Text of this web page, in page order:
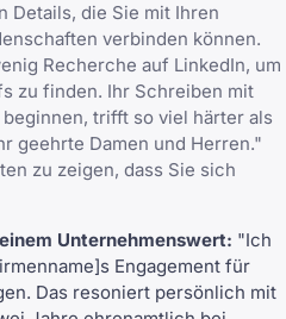
Details, die Sie mit Ihren
verbinden können.
Recherche auf LinkedIn, um
zu finden. Ihr Schreiben mit
trifft so viel härter als
geehrte Damen und Herren."
zu zeigen, dass Sie sich
Unternehmenswert: "Ich
Engagement für
Das resoniert persönlich mit